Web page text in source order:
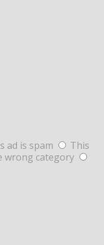
ad is spam
This
wrong category